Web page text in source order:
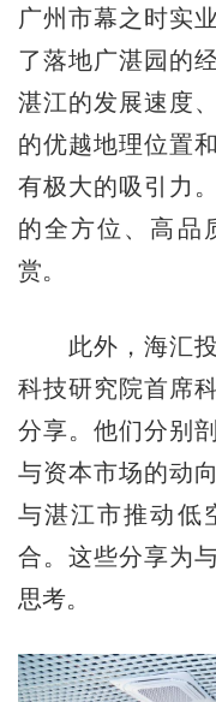
广州市幕之时实
了落地广湛园的
湛江的发展速度
的优越地理位置
有极大的吸引力
的全方位、高品
赏。
此外，海汇投
科技研究院首席
分享。他们分别
与资本市场的动
与湛江市推动低
合。这些分享为
思考。